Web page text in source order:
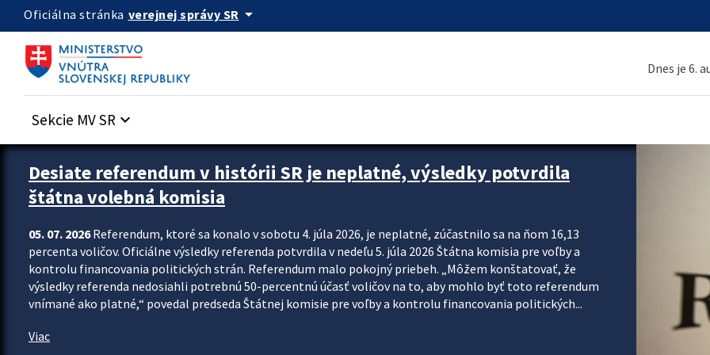
Preskocit na hlavný obsah
Oficiálna stránka verejnej správy SR arrow_drop_down
Dnes je 6.
Sekcie MV SR keyboard_arrow_down
Zastavit automatický posun upútavok
Desiate referendum v histórii SR je neplatné, výsledky potvrdila
štátna volebná komisia
05. 07. 2026Referendum, ktoré sa konalo v sobotu 4. júla 2026, je neplatné, zúčastnilo sa na ňom 16,13
percenta voličov. Oficiálne výsledky referenda potvrdila v nedeľu 5. júla 2026 Štátna komisia pre voľby a
kontrolu financovania politických strán. Referendum malo pokojný priebeh. „Môžem konštatovať, že
výsledky referenda nedosiahli potrebnú 50-percentnú účasť voličov na to, aby mohlo byť toto referendum
vnímané ako platné,“ povedal predseda Štátnej komisie pre voľby a kontrolu financovania politických...
Viac